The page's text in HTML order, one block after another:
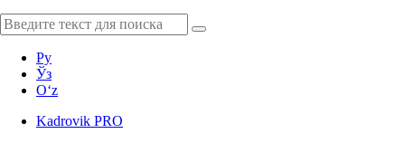
Ру
Ўз
Oʻz
Kadrovik PRO